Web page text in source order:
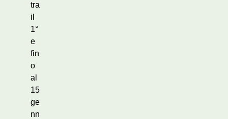
tra
il
1°
e
fin
o
al
15
ge
nn